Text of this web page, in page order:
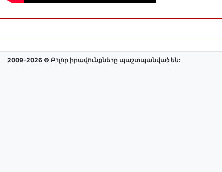
2009-2026 © Բոլոր իրավունքները պաշտպանված են: